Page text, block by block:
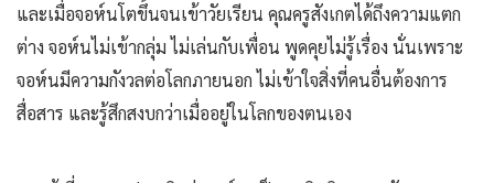
และเมื่อจอห์นโตขึ้นจนเข้าวัยเรียน คุณครูสังเกตได้ถึงความแตก
ต่าง จอห์นไม่เข้ากลุ่ม ไม่เล่นกับเพื่อน พูดคุยไม่รู้เรื่อง นั่นเพราะ
จอห์นมีความกังวลต่อโลกภายนอก ไม่เข้าใจสิ่งที่คนอื่นต้องการ
สื่อสาร และรู้สึกสงบกว่าเมื่ออยู่ในโลกของตนเอง